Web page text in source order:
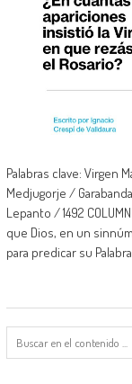
Palabras clave: Virgen
Medjugorje /
Lepanto / 1492
que Dios, en un
para predicar su